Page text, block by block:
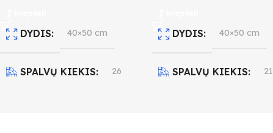
DYDIS 40×50 cm
SPALVŲ KIEKIS 26
DYDIS 40×50 cm
SPALVŲ KIEKIS 21